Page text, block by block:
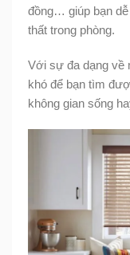
đồng… giúp bạn
thất trong phòng.
Với sự đa dạng về
khó để bạn tìm
không gian sống